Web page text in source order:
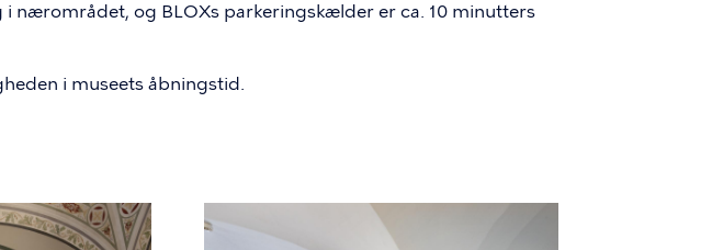
nærområdet, og BLOXs parkeringskælder er ca. 10 minutters
i museets åbningstid.
Billede